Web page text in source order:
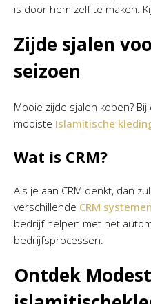
is door hem zelf te maken.
Zijde sjalen
seizoen
Mooie zijde sjalen kopen?
mooiste Islamitische
Wat is CRM?
Als je aan CRM denkt, dan
verschillende CRM systemen
bedrijf helpen met het
bedrijfsprocessen.
Ontdek